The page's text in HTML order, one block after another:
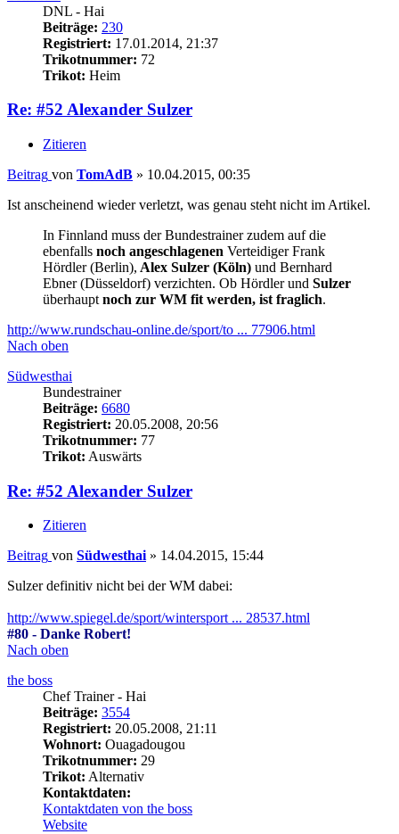
DNL - Hai
Beiträge: 230
Registriert: 17.01.2014, 21:37
Trikotnummer: 72
Trikot: Heim
Re: #52 Alexander Sulzer
Zitieren
Beitrag von TomAdB » 10.04.2015, 00:35
Ist anscheinend wieder verletzt, was genau steht nicht im Artikel.
In Finnland muss der Bundestrainer zudem auf die
ebenfalls noch angeschlagenen Verteidiger Frank
Hördler (Berlin), Alex Sulzer (Köln) und Bernhard
Ebner (Düsseldorf) verzichten. Ob Hördler und Sulzer
überhaupt noch zur WM fit werden, ist fraglich.
http://www.rundschau-online.de/sport/to ... 77906.html
Nach oben
Südwesthai
Bundestrainer
Beiträge: 6680
Registriert: 20.05.2008, 20:56
Trikotnummer: 77
Trikot: Auswärts
Re: #52 Alexander Sulzer
Zitieren
Beitrag von Südwesthai » 14.04.2015, 15:44
Sulzer definitiv nicht bei der WM dabei:
http://www.spiegel.de/sport/wintersport ... 28537.html
#80 - Danke Robert!
Nach oben
the boss
Chef Trainer - Hai
Beiträge: 3554
Registriert: 20.05.2008, 21:11
Wohnort: Ouagadougou
Trikotnummer: 29
Trikot: Alternativ
Kontaktdaten:
Kontaktdaten von the boss
Website